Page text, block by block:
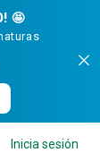
🤩
Inicia sesión